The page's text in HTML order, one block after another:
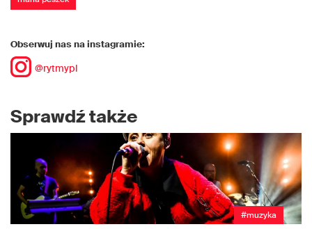
Obserwuj nas na instagramie:
@rytmypl
Sprawdź także
#muzyka